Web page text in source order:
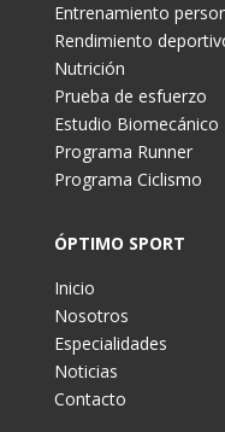
Entrenamiento
Rendimiento
Nutrición
Prueba de esfuerzo
Estudio Biomecánico
Programa Runner
Programa Ciclismo
ÓPTIMO SPORT
Inicio
Nosotros
Especialidades
Noticias
Contacto